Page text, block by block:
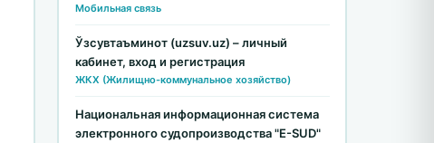
Мобильная связь
Ўзсувтаъминот (uzsuv.uz) – личный
кабинет, вход и регистрация
ЖКХ (Жилищно-коммунальное хозяйство)
Национальная информационная система
электронного судопроизводства "E-SUD"